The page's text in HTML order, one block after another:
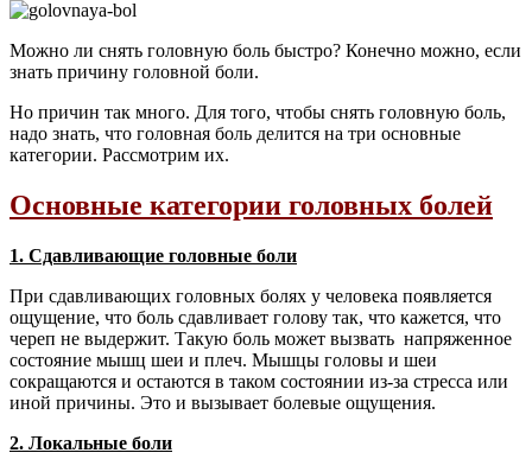
Можно ли снять головную боль быстро? Конечно можно, если
знать причину головной боли.
Но причин так много. Для того, чтобы снять головную боль,
надо знать, что головная боль делится на три основные
категории. Рассмотрим их.
Основные категории головных болей
1. Сдавливающие головные боли
При сдавливающих головных болях у человека появляется
ощущение, что боль сдавливает голову так, что кажется, что
череп не выдержит. Такую боль может вызвать напряженное
состояние мышц шеи и плеч. Мышцы головы и шеи
сокращаются и остаются в таком состоянии из-за стресса или
иной причины. Это и вызывает болевые ощущения.
2. Локальные боли